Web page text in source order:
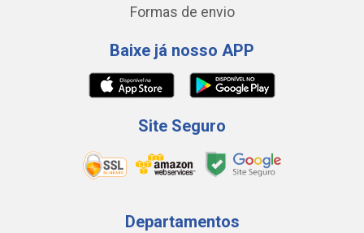
Formas de envio
Baixe já nosso APP
Site Seguro
Departamentos